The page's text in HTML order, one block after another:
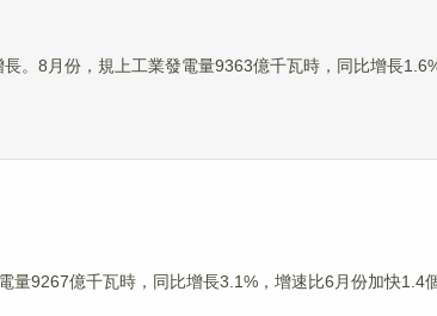
。8月份，規上工業發電量9363億千瓦時，同比增長
量9267億千瓦時，同比增長3.1%，增速比6月份加快1.4